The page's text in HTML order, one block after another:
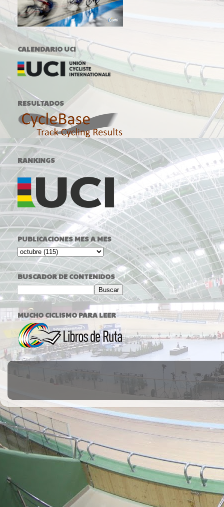
CALENDARIO UCI
RESULTADOS
RANKINGS
PUBLICACIONES MES A MES
BUSCADOR DE CONTENIDOS
MUCHO CICLISMO PARA LEER